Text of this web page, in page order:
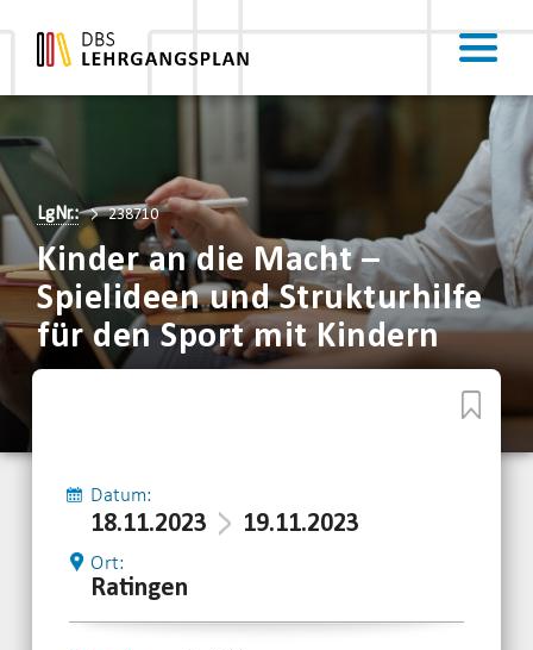
LgNr.: 238710
Kinder an die Macht –
Spielideen und Strukturhilfe
für den Sport mit Kindern
Datum:
18.11.2023 19.11.2023
Ort:
Ratingen